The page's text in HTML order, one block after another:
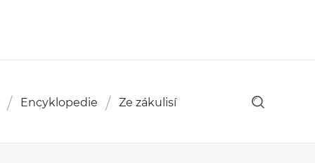
Encyklopedie Ze zákulisí